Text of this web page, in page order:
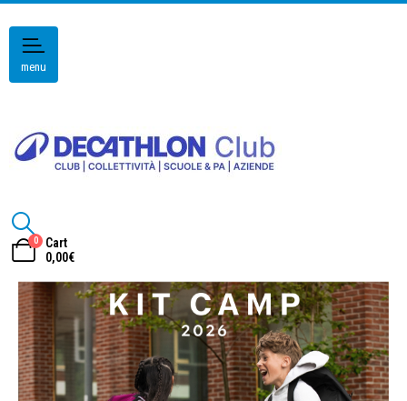
menu
0
Cart
0,00€